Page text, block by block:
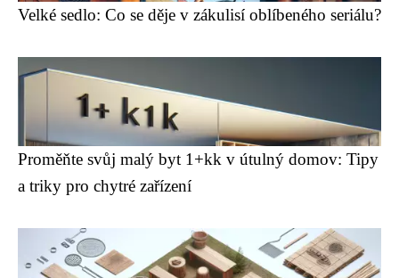
Velké sedlo: Co se děje v zákulisí oblíbeného seriálu?
Proměňte svůj malý byt 1+kk v útulný domov: Tipy
a triky pro chytré zařízení